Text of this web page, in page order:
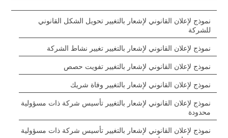
نموذج لإعلان القانوني لإشعار بالتغيير تحويل الشكل القانوني
للشركة
نموذج لإعلان القانوني لإشعار بالتغيير تغيير نشاط الشركة
نموذج لإعلان القانوني لإشعار بالتغيير تفويت حصص
نموذج لإعلان القانوني لإشعار بالتغيير وفاة شريك
نموذج لإعلان القانوني لإشعار بالتغيير تأسيس شركة ذات مسؤولية
محدودة
نموذج لإعلان القانوني لإشعار بالتغيير تأسيس شركة ذات مسؤولية